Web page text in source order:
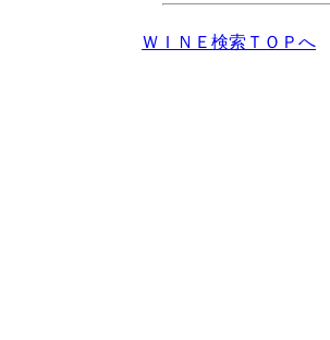
ＷＩＮＥ検索ＴＯＰへ